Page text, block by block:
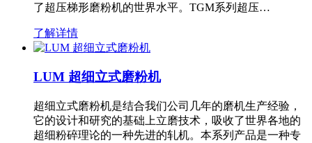
了超压梯形磨粉机的世界水平。TGM系列超压…
了解详情
LUM 超细立式磨粉机
超细立式磨粉机是结合我们公司几年的磨机生产经验，
它的设计和研究的基础上立磨技术，吸收了世界各地的
超细粉碎理论的一种先进的轧机。本系列产品是一种专